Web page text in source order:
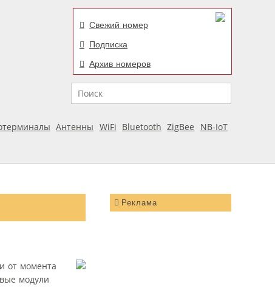
Свежий номер
Подписка
Архив номеров
Поиск
Антенны WiFi Bluetooth ZigBee
NB-IoT
Реклама
от момента
модули